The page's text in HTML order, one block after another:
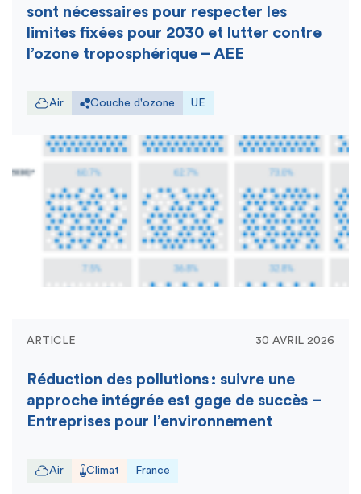
sont nécessaires pour respecter les
limites fixées pour 2030 et lutter contre
l’ozone troposphérique – AEE
Air Couche d'ozone UE
ARTICLE 30 AVRIL 2026
Réduction des pollutions : suivre une
approche intégrée est gage de succès –
Entreprises pour l’environnement
Air Climat France